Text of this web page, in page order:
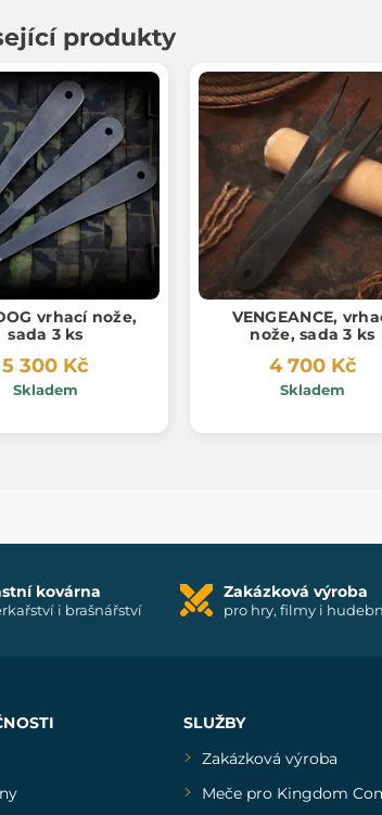
produkty
vrhací nože,
sada 3 ks
5 300 Kč
Skladem
VENGEANCE,
nože, sada 3 ks
4 700 Kč
Skladem
kovárna
i brašnářství
Zakázková výroba
pro hry, filmy i
SLUŽBY
Zakázková výroba
Meče pro Kingdom